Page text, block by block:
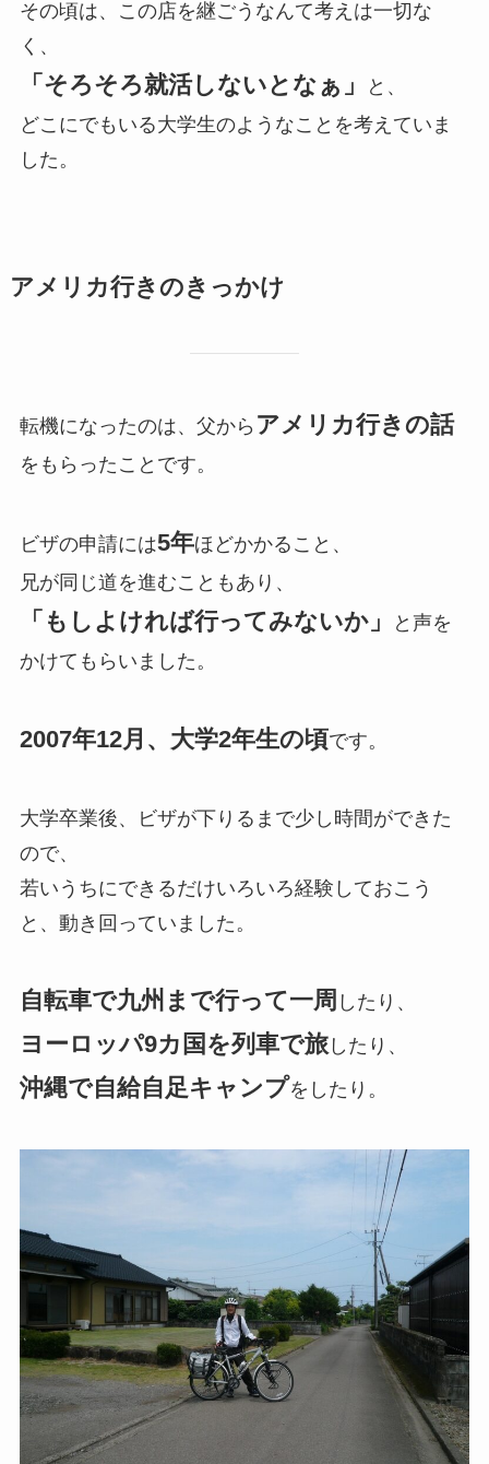
その頃は、この店を継ごうなんて考えは一切な
く、
「そろそろ就活しないとなぁ」
と、
どこにでもいる大学生のようなことを考えていま
した。
アメリカ行きのきっかけ
転機になったのは、父から アメリカ行きの話
をもらったことです。
ビザの申請には5年ほどかかること、
兄が同じ道を進むこともあり、
「もしよければ行ってみないか」
と声を
かけてもらいました。
2007年12月、大学2年生の頃です。
大学卒業後、ビザが下りるまで少し時間ができた
ので、
若いうちにできるだけいろいろ経験しておこう
と、動き回っていました。
自転車で九州まで行って一周 したり、
ヨーロッパ9カ国を列車で旅したり、
沖縄で自給自足キャンプをしたり。